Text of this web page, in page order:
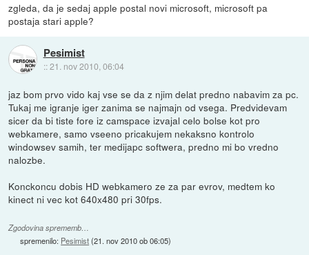
zgleda, da je sedaj apple postal novi microsoft, microsoft pa
postaja stari apple?
Pesimist
::21. nov 2010, 06:04
jaz bom prvo vido kaj vse se da z njim delat predno nabavim za pc.
Tukaj me igranje iger zanima se najmajn od vsega. Predvidevam
sicer da bi tiste fore iz camspace izvajal celo bolse kot pro
webkamere, samo vseeno pricakujem nekaksno kontrolo
windowsev samih, ter medijapc softwera, predno mi bo vredno
nalozbe.
Konckoncu dobis HD webkamero ze za par evrov, medtem ko
kinect ni vec kot 640x480 pri 30fps.
Zgodovina sprememb…
spremenilo: Pesimist(21. nov 2010 ob 06:05)